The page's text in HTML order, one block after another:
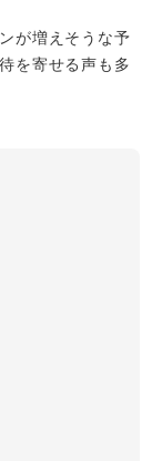
が増えそうな予
を寄せる声も多